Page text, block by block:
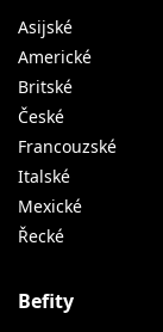
Asijské
Americké
Britské
České
Francouzské
Italské
Mexické
Řecké
Befity